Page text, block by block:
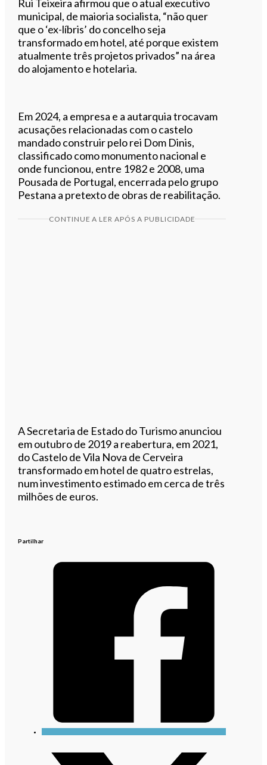
Rui Teixeira afirmou que o atual executivo
municipal, de maioria socialista, “não quer
que o ‘ex-líbris’ do concelho seja
transformado em hotel, até porque existem
atualmente três projetos privados” na área
do alojamento e hotelaria.
Em 2024, a empresa e a autarquia trocavam
acusações relacionadas com o castelo
mandado construir pelo rei Dom Dinis,
classificado como monumento nacional e
onde funcionou, entre 1982 e 2008, uma
Pousada de Portugal, encerrada pelo grupo
Pestana a pretexto de obras de reabilitação.
CONTINUE A LER APÓS A PUBLICIDADE
A Secretaria de Estado do Turismo anunciou
em outubro de 2019 a reabertura, em 2021,
do Castelo de Vila Nova de Cerveira
transformado em hotel de quatro estrelas,
num investimento estimado em cerca de três
milhões de euros.
Partilhar